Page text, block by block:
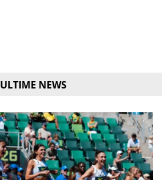
ULTIME NEWS